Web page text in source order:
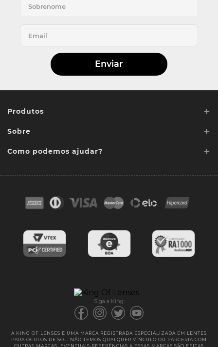
Enviar
Produtos +
Lentes de Reposição
Lentes Sob media
Sobre +
Quem somos
Blog
Como podemos ajudar? +
Cores das lentes
Entregas
Siga a King:
A KING OF LENSES É UMA MARCA REGISTRADA ESPECIALIZADA EM LENTES
PARA ÓCULOS DE SOL. NÃO TEMOS QUALQUER VÍNCULO OU PARCERIA COM
OUTRAS MARCAS. EVENTUAIS REFERÊNCIAS A ESSAS MARCAS SÃO FEITAS